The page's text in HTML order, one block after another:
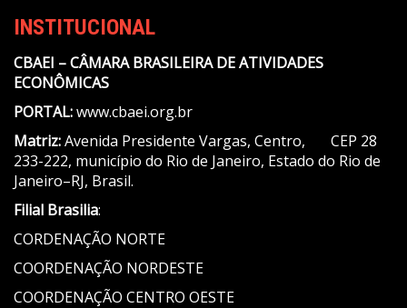
INSTITUCIONAL
CBAEI – CÂMARA BRASILEIRA DE ATIVIDADES
ECONÔMICAS
PORTAL:www.cbaei.org.br
Matriz:Avenida Presidente Vargas, Centro, CEP 28
233-222, município do Rio de Janeiro, Estado do Rio de
Janeiro–RJ, Brasil.
Filial Brasilia:
CORDENAÇÃO NORTE
COORDENAÇÃO NORDESTE
COORDENAÇÃO CENTRO OESTE